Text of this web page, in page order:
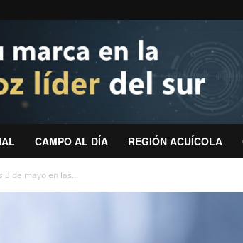
CAMPO AL DÍA REGIÓN ACUÍCOLA
de mayo en las...